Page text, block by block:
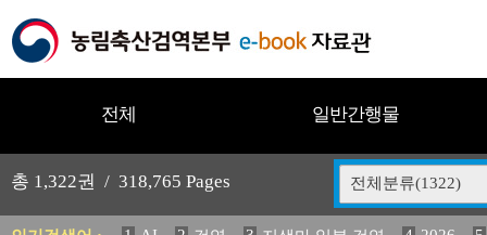
전체 일반간행물
총 1,322권 / 318,765 Pages 전체분류(1322)